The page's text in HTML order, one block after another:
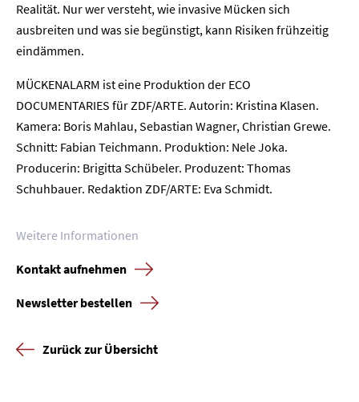
Realität. Nur wer versteht, wie invasive Mücken sich
ausbreiten und was sie begünstigt, kann Risiken frühzeitig
eindämmen.
MÜCKENALARM ist eine Produktion der ECO
DOCUMENTARIES für ZDF/ARTE. Autorin: Kristina Klasen.
Kamera: Boris Mahlau, Sebastian Wagner, Christian Grewe.
Schnitt: Fabian Teichmann. Produktion: Nele Joka.
Producerin: Brigitta Schübeler. Produzent: Thomas
Schuhbauer. Redaktion ZDF/ARTE: Eva Schmidt.
Weitere Informationen
Kontakt aufnehmen
Newsletter bestellen
Zurück zur Übersicht
Home
Unternehmen
Presse
Karriere